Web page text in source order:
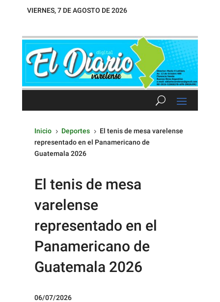
VIERNES, 7 DE AGOSTO DE 2026
Inicio 5 Deportes 5 El tenis de mesa varelense
representado en el Panamericano de
Guatemala 2026
El tenis de mesa
varelense
representado en el
Panamericano de
Guatemala 2026
06/07/2026